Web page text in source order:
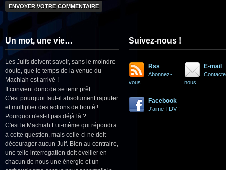
Un mot, une vie…
Les Juifs doivent savoir, sans le moindre
doute, que le temps de la venue du
Machiah est arrivé !
Il convient donc de se tenir prêt.
C'est pourquoi faut-il absolument rajouter
et multiplier des actions de bonté !
Pourquoi n'est-il pas déjà là ?
C'est le Machiah Lui-même qui répondra
à cette question, mais celle-ci ne doit
décourager aucun Juif. Bien au contraire,
une telle interrogation doit éveiller en
chacun de nous une énergie et un
Suivez-nous !
Rss
Abonnez-
vous
E-mail
nous
Facebook
J'aime TDV !